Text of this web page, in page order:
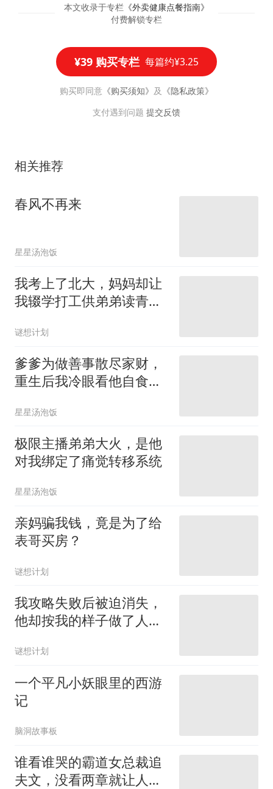
本文收录于专栏 《外卖健康点餐指南》
付费解锁专栏
¥39 购买专栏 每篇约¥3.25
购买即同意 《购买须知》 及 《隐私政策》
支付遇到问题 提交反馈
相关推荐
春风不再来
星星汤泡饭
我考上了北大，妈妈却让
我辍学打工供弟弟读青
谜想计划
爹爹为做善事散尽家财，
重生后我冷眼看他自食恶
星星汤泡饭
极限主播弟弟大火，是他
对我绑定了痛觉转移系统
星星汤泡饭
亲妈骗我钱，竟是为了给
表哥买房？
谜想计划
我攻略失败后被迫消失，
他却按我的样子做了人
谜想计划
一个平凡小妖眼里的西游
记
脑洞故事板
谁看谁哭的霸道女总裁追
夫文，没看两章就让人破